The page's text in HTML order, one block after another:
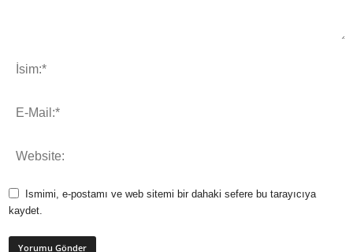
Ismimi, e-postamı ve web sitemi bir dahaki sefere bu tarayıcıya
kaydet.